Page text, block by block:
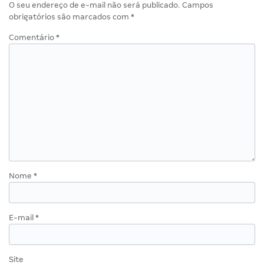
O seu endereço de e-mail não será publicado. Campos
obrigatórios são marcados com *
Comentário *
Nome *
E-mail *
Site